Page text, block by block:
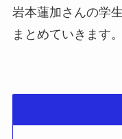
岩本蓮加さんの学
まとめていきます。